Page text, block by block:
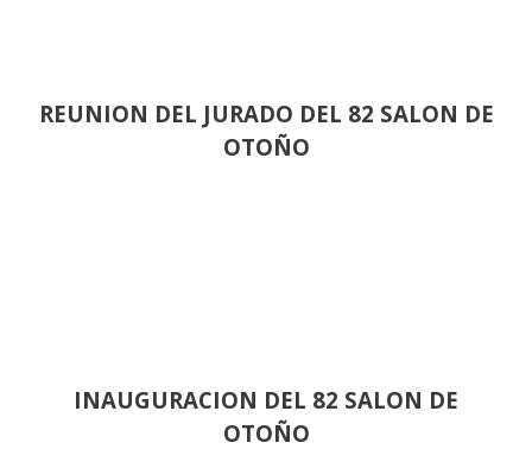
REUNION DEL JURADO DEL 82 SALON DE
OTOÑO
INAUGURACION DEL 82 SALON DE
OTOÑO